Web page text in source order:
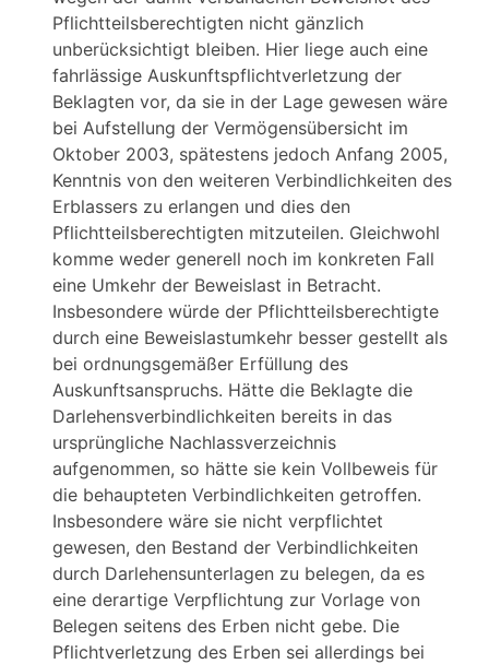
Pflichtteilsberechtigten nicht gänzlich
unberücksichtigt bleiben. Hier liege auch eine
fahrlässige Auskunftspflichtverletzung der
Beklagten vor, da sie in der Lage gewesen wäre
bei Aufstellung der Vermögensübersicht im
Oktober 2003, spätestens jedoch Anfang 2005,
Kenntnis von den weiteren Verbindlichkeiten des
Erblassers zu erlangen und dies den
Pflichtteilsberechtigten mitzuteilen. Gleichwohl
komme weder generell noch im konkreten Fall
eine Umkehr der Beweislast in Betracht.
Insbesondere würde der Pflichtteilsberechtigte
durch eine Beweislastumkehr besser gestellt als
bei ordnungsgemäßer Erfüllung des
Auskunftsanspruchs. Hätte die Beklagte die
Darlehensverbindlichkeiten bereits in das
ursprüngliche Nachlassverzeichnis
aufgenommen, so hätte sie kein Vollbeweis für
die behaupteten Verbindlichkeiten getroffen.
Insbesondere wäre sie nicht verpflichtet
gewesen, den Bestand der Verbindlichkeiten
durch Darlehensunterlagen zu belegen, da es
eine derartige Verpflichtung zur Vorlage von
Belegen seitens des Erben nicht gebe. Die
Pflichtverletzung des Erben sei allerdings bei